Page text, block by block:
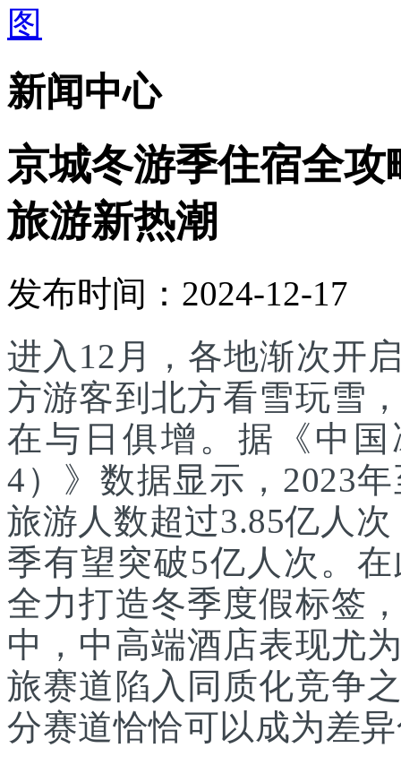
新闻中心
京城冬游季住宿全
旅游新热潮
发布时间：2024-12-17
进入12月，各地渐次开
方游客到北方看雪玩雪
在与日俱增。据《中
4）》数据显示，2023
旅游人数超过3.85亿人
季有望突破5亿人次。
全力打造冬季度假标签
中，中高端酒店表现尤
旅赛道陷入同质化竞争
分赛道恰恰可以成为差